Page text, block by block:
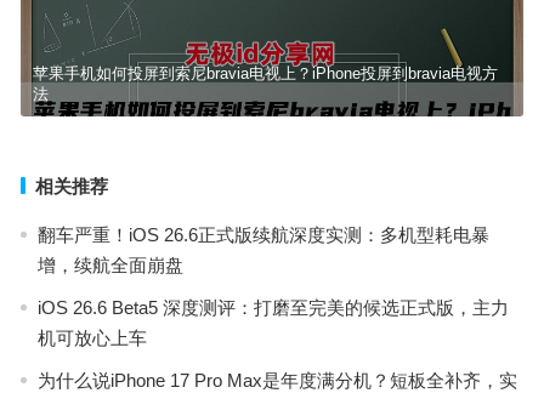
苹果手机如何投屏到索尼bravia电视上？iPhone投屏到bravia电视方
法
相关推荐
翻车严重！iOS 26.6正式版续航深度实测：多机型耗电暴
增，续航全面崩盘
iOS 26.6 Beta5 深度测评：打磨至完美的候选正式版，主力
机可放心上车
为什么说iPhone 17 Pro Max是年度满分机？短板全补齐，实